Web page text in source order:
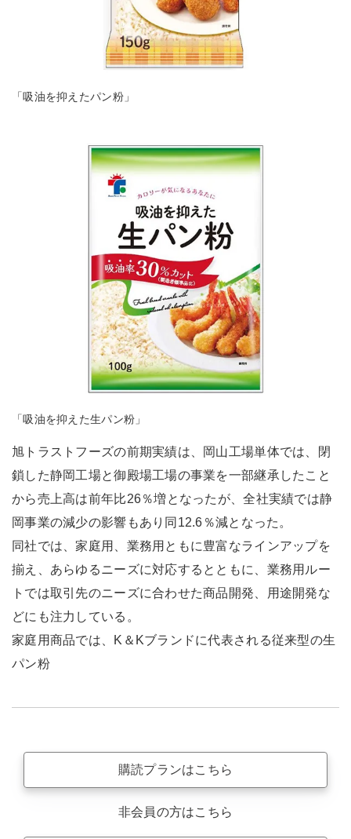
「吸油を抑えたパン粉」
「吸油を抑えた生パン粉」
旭トラストフーズの前期実績は、岡山工場単体では、閉
鎖した静岡工場と御殿場工場の事業を一部継承したこと
から売上高は前年比26％増となったが、全社実績では静
岡事業の減少の影響もあり同12.6％減となった。
同社では、家庭用、業務用ともに豊富なラインアップを
揃え、あらゆるニーズに対応するとともに、業務用ルー
トでは取引先のニーズに合わせた商品開発、用途開発な
どにも注力している。
家庭用商品では、K＆Kブランドに代表される従来型の生
パン粉
購読プランはこちら
非会員の方はこちら